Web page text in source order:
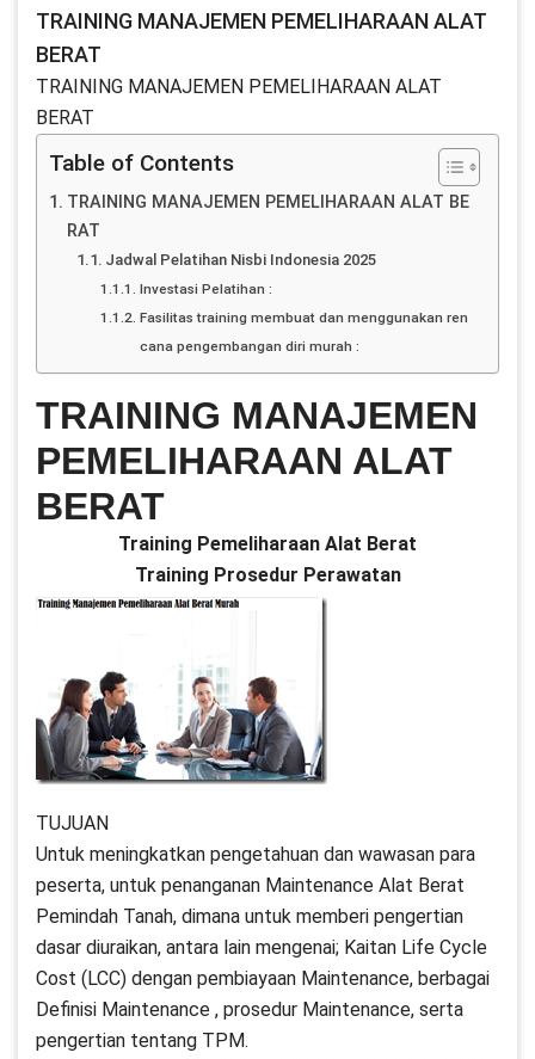
TRAINING MANAJEMEN PEMELIHARAAN ALAT
BERAT
TRAINING MANAJEMEN PEMELIHARAAN ALAT
BERAT
Table of Contents
TRAINING MANAJEMEN PEMELIHARAAN ALAT BE
RAT
Jadwal Pelatihan Nisbi Indonesia 2025
Investasi Pelatihan :
Fasilitas training membuat dan menggunakan ren
cana pengembangan diri murah :
TRAINING MANAJEMEN
PEMELIHARAAN ALAT
BERAT
Training Pemeliharaan Alat Berat
Training Prosedur Perawatan
TUJUAN
Untuk meningkatkan pengetahuan dan wawasan para
peserta, untuk penanganan Maintenance Alat Berat
Pemindah Tanah, dimana untuk memberi pengertian
dasar diuraikan, antara lain mengenai; Kaitan Life Cycle
Cost (LCC) dengan pembiayaan Maintenance, berbagai
Definisi Maintenance , prosedur Maintenance, serta
pengertian tentang TPM.